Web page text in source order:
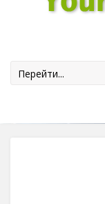
Перейти...